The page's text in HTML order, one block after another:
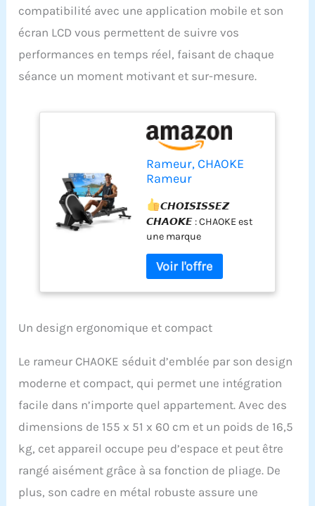
compatibilité avec une application mobile et son
écran LCD vous permettent de suivre vos
performances en temps réel, faisant de chaque
séance un moment motivant et sur-mesure.
Rameur, CHAOKE
Rameur
D'appartement,
Rameurs
Magnétique
Silencieux, Rowing
Machine Connecter
APP avec Écran
LCD,16 Niveaux de
Doubles Améliorés,
160KG
𝘾𝙃𝙊𝙄𝙎𝙄𝙎𝙎𝙀𝙕
𝘾𝙃𝘼𝙊𝙆𝙀 : CHAOKE est
une marque
d'équipements de fitness
leader mondial, qui
s'engage à fournir des
services de haute qualité
de sport. Excellente
Grâce à son design
innovant et à sa
technologie intelligente
avancée, CHAOKE est
devenue une marque
leader dans le secteur
des rameurs et est très
appréciée des athlètes et
des professionnels du
fitness du monde entier.
Un design ergonomique et compact
Le rameur CHAOKE séduit d’emblée par son design
moderne et compact, qui permet une intégration
facile dans n’importe quel appartement. Avec des
dimensions de 155 x 51 x 60 cm et un poids de 16,5
kg, cet appareil occupe peu d’espace et peut être
rangé aisément grâce à sa fonction de pliage. De
plus, son cadre en métal robuste assure une